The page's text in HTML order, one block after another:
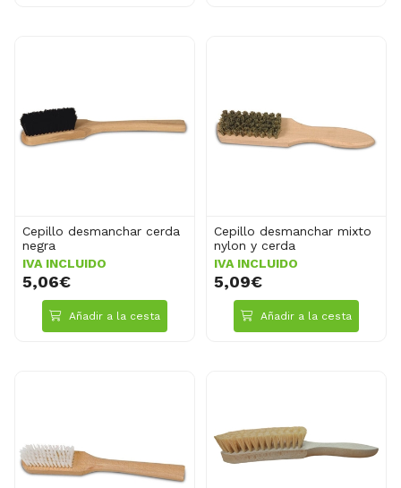
Cepillo desmanchar cerda
negra
IVA INCLUIDO
5,06€
Añadir a la cesta
Cepillo desmanchar mixto
nylon y cerda
IVA INCLUIDO
5,09€
Añadir a la cesta